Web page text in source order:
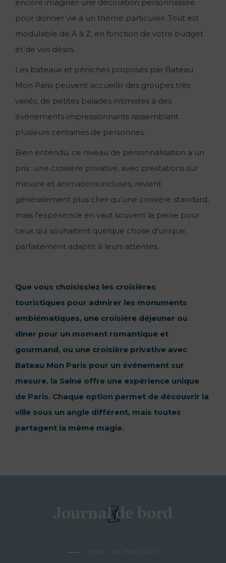
encore imaginer une décoration personnalisée
pour donner vie à un thème particulier. Tout est
modulable de A à Z, en fonction de votre budget
et de vos désirs.
Les bateaux et péniches proposés par Bateau
Mon Paris peuvent accueillir des groupes très
variés, de petites balades intimistes à des
événements impressionnants rassemblant
plusieurs centaines de personnes.
Bien entendu, ce niveau de personnalisation a un
prix : une croisière privative, avec prestations sur
mesure et animations incluses, revient
généralement plus cher qu’une croisière standard,
mais l’expérience en vaut souvent la peine pour
ceux qui souhaitent quelque chose d’unique,
parfaitement adapté à leurs attentes.
Que vous choisissiez les croisières
touristiques pour admirer les monuments
emblématiques, une croisière déjeuner ou
dîner pour un moment romantique et
gourmand, ou une croisière privative avec
Bateau Mon Paris pour un événement sur
mesure, la Seine offre une expérience unique
de Paris. Chaque option permet de découvrir la
ville sous un angle différent, mais toutes
partagent la même magie.
Journal de bord
TOUS LES ARTICLES